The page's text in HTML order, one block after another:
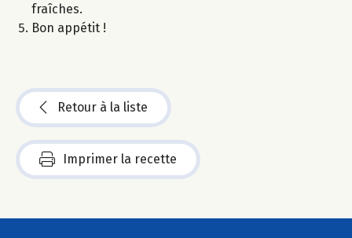
fraîches.
Bon appétit !
Retour à la liste
Imprimer la recette